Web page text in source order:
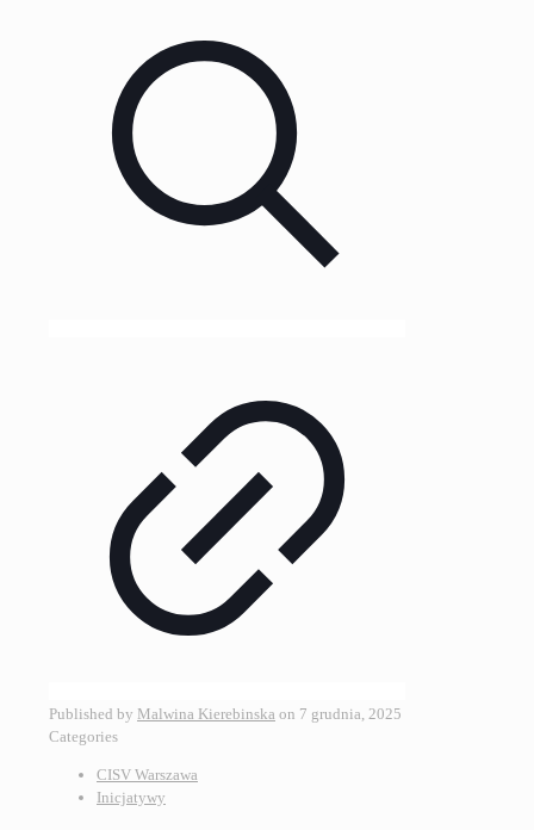
Published by Malwina Kierebinska on 7 grudnia, 2025
Categories
CISV Warszawa
Inicjatywy